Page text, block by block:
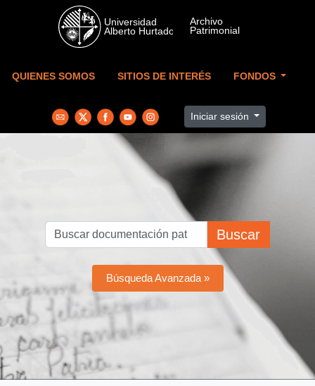
Skip to main content
QUIENES SOMOS SITIOS DE INTERÉS FONDOS
Iniciar sesión
Buscar
Búsqueda Avanzada »